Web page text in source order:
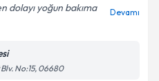
dolayı yoğun bakıma
Devamı
No:15, 06680